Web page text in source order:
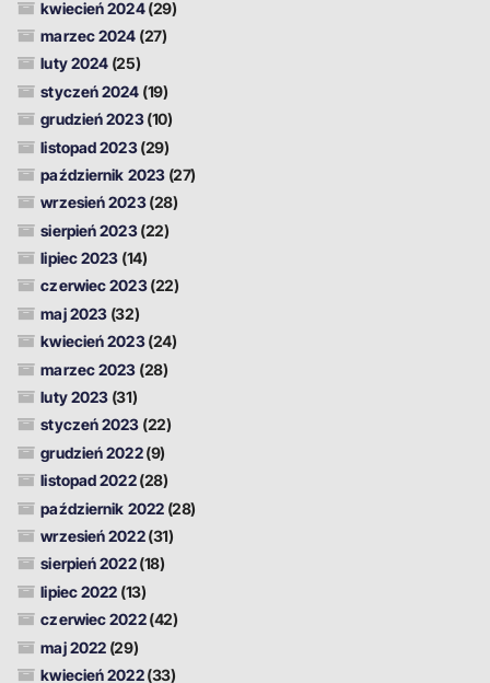
kwiecień 2024(29)
marzec 2024 (27)
luty 2024 (25)
styczeń 2024 (19)
grudzień 2023(10)
listopad 2023(29)
październik 2023(27)
wrzesień 2023(28)
sierpień 2023(22)
lipiec 2023 (14)
czerwiec 2023(22)
maj 2023 (32)
kwiecień 2023(24)
marzec 2023 (28)
luty 2023 (31)
styczeń 2023 (22)
grudzień 2022(9)
listopad 2022(28)
październik 2022(28)
wrzesień 2022(31)
sierpień 2022(18)
lipiec 2022 (13)
czerwiec 2022(42)
maj 2022 (29)
kwiecień 2022(33)